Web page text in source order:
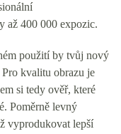
až 400 000 expozic.
použití by tvůj nový
kvalitu obrazu je
si tedy ověř, které
Poměrně levný
vyprodukovat lepší